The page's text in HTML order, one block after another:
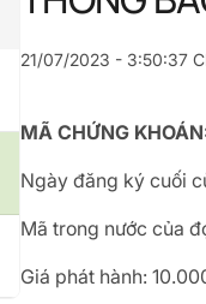
21/07/2023 - 3:50:37
MÃ CHỨNG
Ngày đăng ký cuối
Mã trong nước của
Giá phát hành: